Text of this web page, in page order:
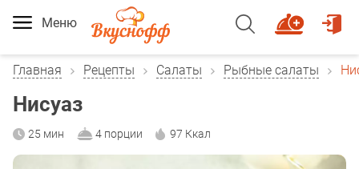
Меню
Главная Рецепты Салаты Рыбные салаты
Нисуаз
25 мин 4 порции 97 Ккал